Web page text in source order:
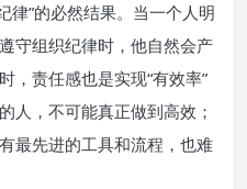
律”的必然结果。当一个人明
守组织纪律时，他自然会产
，责任感也是实现“有效率”
人，不可能真正做到高效；
最先进的工具和流程，也难